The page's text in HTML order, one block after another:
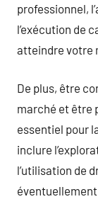
professionnel,
l’exécution de
atteindre votre
De plus, être
marché et être
essentiel pour
inclure
l’utilisation de